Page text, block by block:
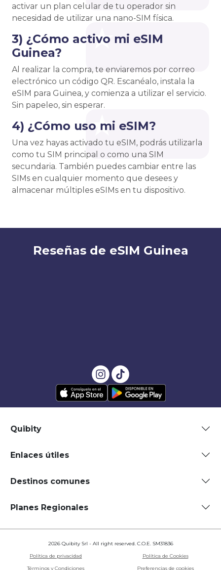
activar un plan celular de tu operador sin
necesidad de utilizar una nano-SIM física.
3) ¿Cómo activo mi eSIM
Guinea?
Al realizar la compra, te enviaremos por correo
electrónico un código QR. Escanéalo, instala la
eSIM para Guinea, y comienza a utilizar el servicio.
Sin papeleo, sin esperar.
4) ¿Cómo uso mi eSIM?
Una vez hayas activado tu eSIM, podrás utilizarla
como tu SIM principal o como una SIM
secundaria. También puedes cambiar entre las
SIMs en cualquier momento que desees y
almacenar múltiples eSIMs en tu dispositivo.
Reseñas de eSIM Guinea
Quibity
Enlaces útiles
Destinos comunes
Planes Regionales
2026 Quibity Srl - All right reserved. C.O.E. SM31836
Política de privacidad
Política de Cookies
Términos y Condiciones
Preferencias de cookies